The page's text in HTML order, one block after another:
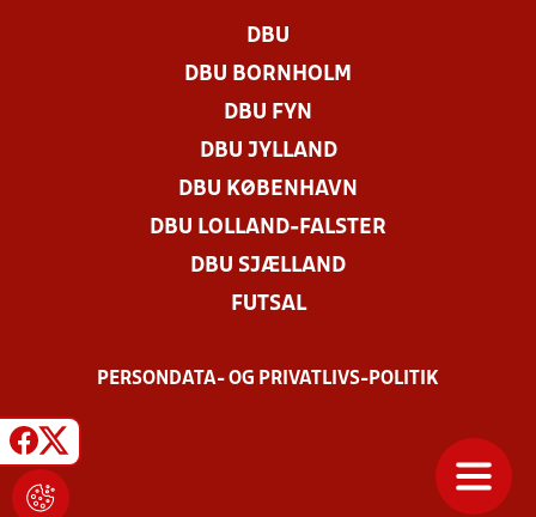
DBU
DBU BORNHOLM
DBU FYN
DBU JYLLAND
DBU KØBENHAVN
DBU LOLLAND-FALSTER
DBU SJÆLLAND
FUTSAL
PERSONDATA- OG PRIVATLIVS-POLITIK